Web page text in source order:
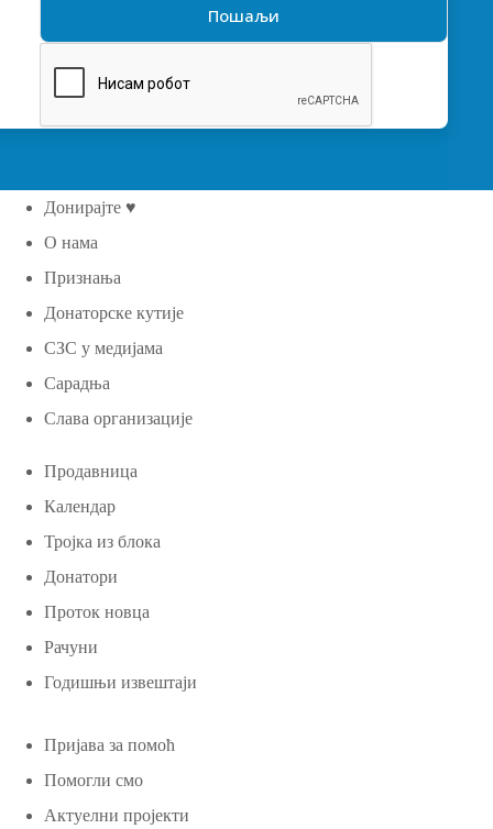
Донирајте ♥
О нама
Признања
Донаторске кутије
СЗС у медијама
Сарадња
Слава организације
Продавница
Календар
Тројка из блока
Донатори
Проток новца
Рачуни
Годишњи извештаји
Пријава за помоћ
Помогли смо
Актуелни пројекти